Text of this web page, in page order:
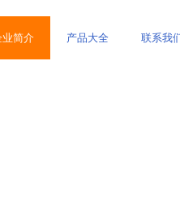
业简介 产品大全 联系我